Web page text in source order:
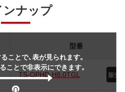
ンナップ
ことで、表が見られます。
ことで非表示にできます。
型番
TS-OPHD-H8.0TGL